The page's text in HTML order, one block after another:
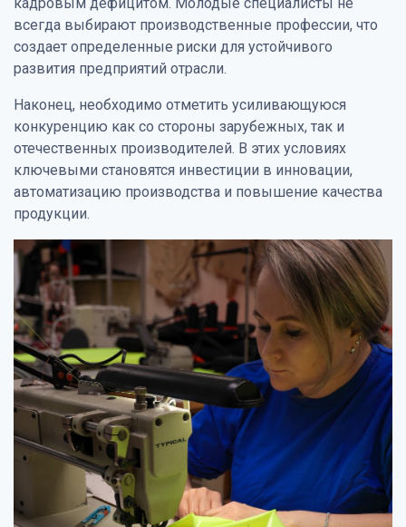
кадровым дефицитом. Молодые специалисты не
всегда выбирают производственные профессии, что
создает определенные риски для устойчивого
развития предприятий отрасли.
Наконец, необходимо отметить усиливающуюся
конкуренцию как со стороны зарубежных, так и
отечественных производителей. В этих условиях
ключевыми становятся инвестиции в инновации,
автоматизацию производства и повышение качества
продукции.